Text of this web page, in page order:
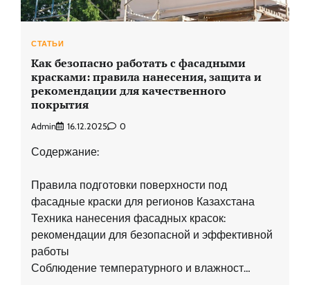
СТАТЬИ
Как безопасно работать с фасадными
красками: правила нанесения, защита и
рекомендации для качественного
покрытия
Admin 16.12.2025 0
Содержание:
Правила подготовки поверхности под
фасадные краски для регионов Казахстана
Техника нанесения фасадных красок:
рекомендации для безопасной и эффективной
работы
Соблюдение температурного и влажност…